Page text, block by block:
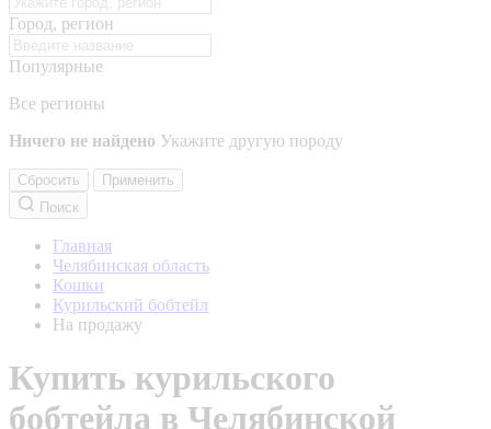
Город, регион
Популярные
Все регионы
Ничего не найдено Укажите другую породу
Сбросить
Применить
Поиск
Главная
Челябинская область
Кошки
Курильский бобтейл
На продажу
Купить курильского
бобтейла в Челябинской